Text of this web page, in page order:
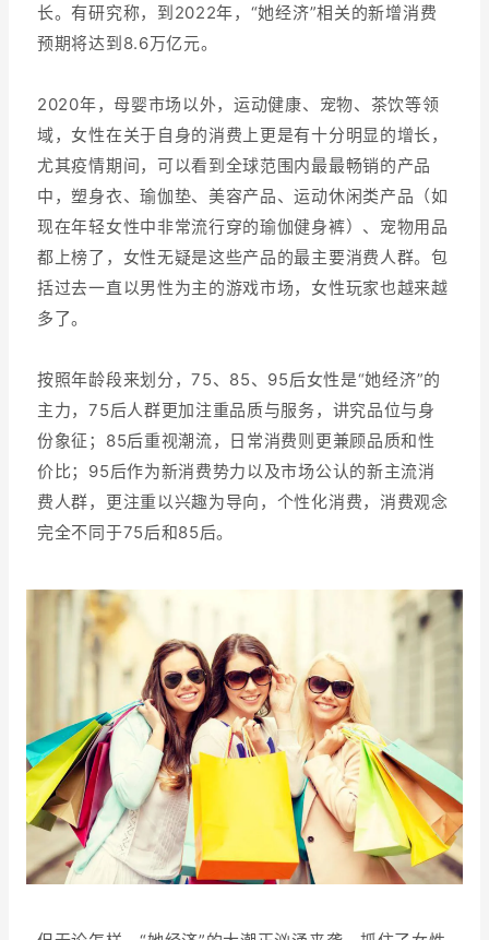
长。有研究称，到2022年，“她经济”相关的新增消费
预期将达到8.6万亿元。
2020年，母婴市场以外，运动健康、宠物、茶饮等领
域，女性在关于自身的消费上更是有十分明显的增长，
尤其疫情期间，可以看到全球范围内最最畅销的产品
中，塑身衣、瑜伽垫、美容产品、运动休闲类产品（如
现在年轻女性中非常流行穿的瑜伽健身裤）、宠物用品
都上榜了，女性无疑是这些产品的最主要消费人群。包
括过去一直以男性为主的游戏市场，女性玩家也越来越
多了。
按照年龄段来划分，75、85、95后女性是“她经济”的
主力，75后人群更加注重品质与服务，讲究品位与身
份象征；85后重视潮流，日常消费则更兼顾品质和性
价比；95后作为新消费势力以及市场公认的新主流消
费人群，更注重以兴趣为导向，个性化消费，消费观念
完全不同于75后和85后。